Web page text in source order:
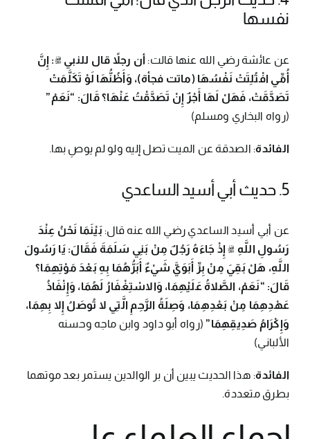
نفسها
عن عائشة رضي الله عنها قالت: أن رجلاً قال للنبي ﷺ: إِنَّ
أُمِّي افْتُلِتَتْ نَفْسُهَا (ماتت فجأة)، وَأَظُنُّهَا لَوْ تَكَلَّمَتْ
تَصَدَّقَتْ، فَهَلْ لَهَا أَجْرٌ إِنْ تَصَدَّقْتُ عَنْهَا؟ قَالَ: “نَعَمْ”
(رواه البخاري ومسلم)
الفائدة: الصدقة عن الميت تصل إليه ولو لم يوصِ بها.
5. حديث أبي أسيد الساعدي
عن أبي أسيد الساعدي رضي الله عنه قال:بَيْنَمَا نَحْنُ عِنْدَ
رَسُولِ اللَّهِ ﷺ إِذْ جَاءَهُ رَجُلٌ مِنْ بَنِي سَلَمَةَ فَقَالَ: يَا رَسُولَ
اللَّهِ، هَلْ بَقِيَ مِنْ بِرِّ أَبَوَيَّ شَيْءٌ أَبَرُّهُمَا بِهِ بَعْدَ مَوْتِهِمَا؟
قَالَ: “نَعَمْ، الصَّلاةُ عَلَيْهِمَا، وَالاسْتِغْفَارُ لَهُمَا، وَإِنْفَاذُ
عَهْدِهِمَا مِنْ بَعْدِهِمَا، وَصِلَةُ الرَّحِمِ الَّتِي لا تُوصَلُ إِلا بِهِمَا،
وَإِكْرَامُ صَدِيقِهِمَا” (رواه أبو داود وابن ماجه وحسنه
الألباني)
الفائدة: هذا الحديث يبين أن بر الوالدين يستمر بعد موتهما
بطرق متعددة.